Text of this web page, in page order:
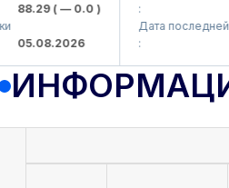
88.29( — 0.0 )
05.08.2026
Дата последней